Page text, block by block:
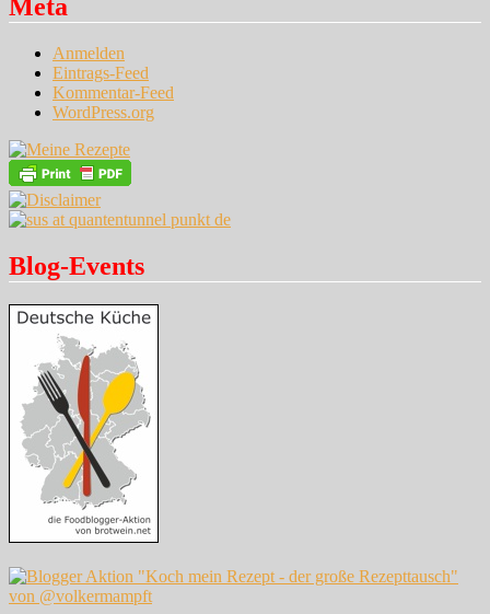
Meta
Anmelden
Eintrags-Feed
Kommentar-Feed
WordPress.org
Blog-Events